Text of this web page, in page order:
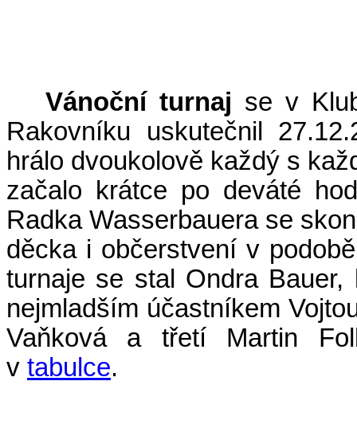
Vánoční turnaj se v
Rakovníku uskutečnil
hrálo dvoukolově každý s
začalo krátce po deváté
Radka Wasserbauera se
děcka i občerstvení v
turnaje se stal Ondra
nejmladším účastníkem
Vaňková a třetí Martin
v tabulce.